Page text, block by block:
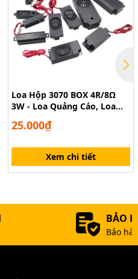
Loa Hộp 3070 BOX 4R/8Ω
3W - Loa Quảng Cáo, Loa
Hợp
25.000₫
Xem chi tiết
BẢO
Bảo